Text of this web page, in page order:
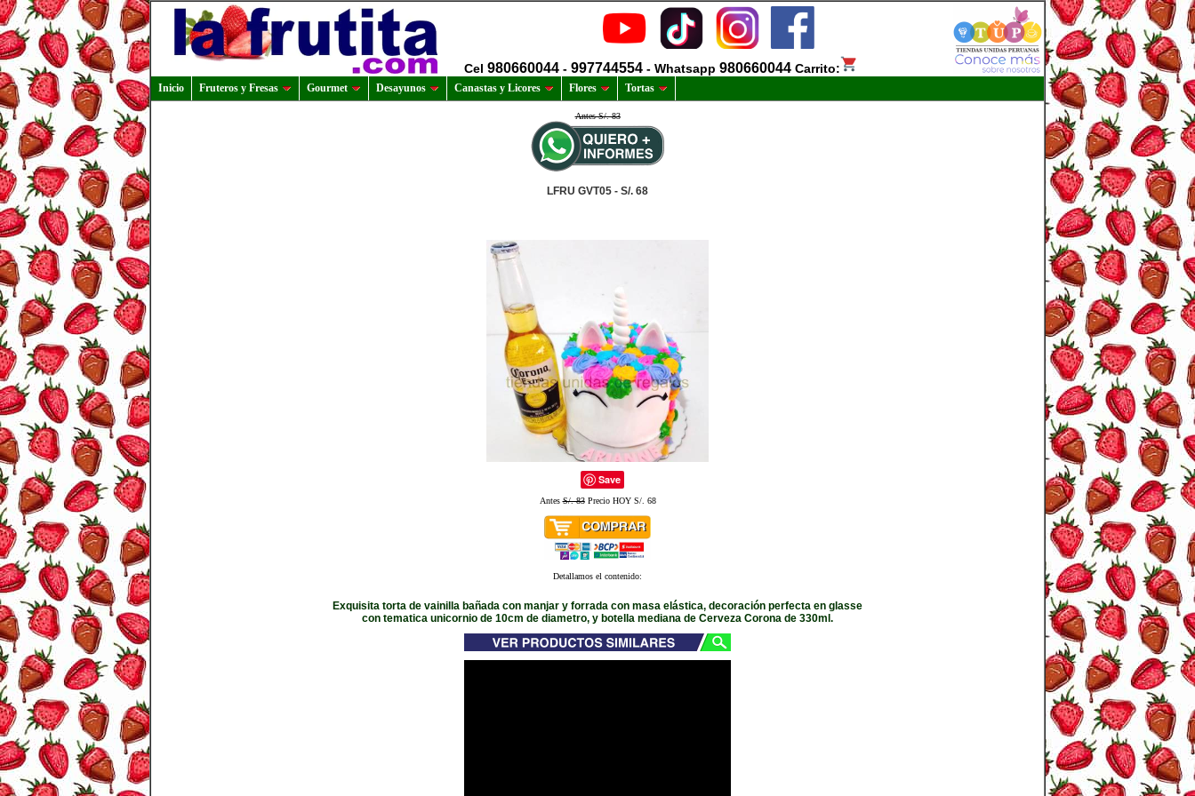
Cel 980660044 - 997744554 - Whatsapp 980660044 Carrito:
Inicio Fruteros y Fresas Gourmet Desayunos Canastas y Licores Flores Tortas
Antes S/. 83
LFRU GVT05 - S/. 68
Save
AntesS/. 83Precio HOY S/. 68
Detallamos el contenido:
Exquisita torta de vainilla bañada con manjar y forrada con masa elástica, decoración perfecta en glasse
con tematica unicornio de 10cm de diametro, y botella mediana de Cerveza Corona de 330ml.